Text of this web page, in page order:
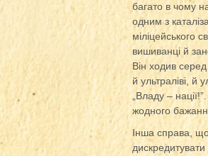
багато в чому
одним з
міліцейського
вишиванці й
Він ходив
й ультраліві, й
„Владу –
жодного
Інша справа, що